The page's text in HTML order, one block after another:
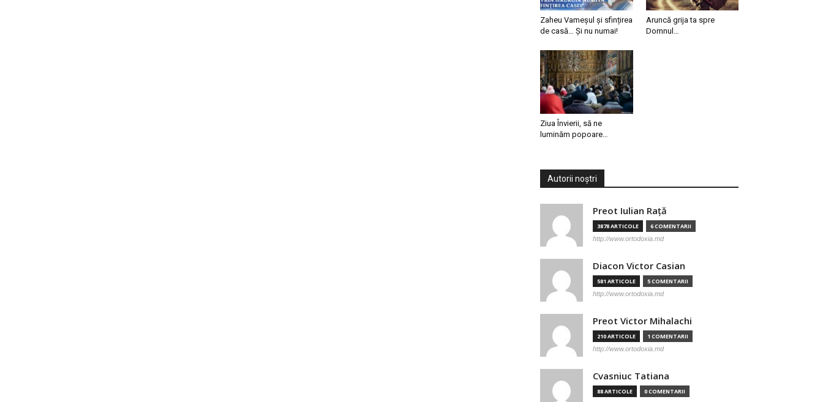
Zaheu Vameșul și sfințirea
de casă… Și nu numai!
Aruncă grija ta spre
Domnul…
Ziua Învierii, să ne
luminăm popoare…
Autorii noștri
Preot Iulian Raţă
3878 ARTICOLE 6 COMENTARII
http://www.ortodoxia.md
Diacon Victor Casian
581 ARTICOLE 5 COMENTARII
http://www.ortodoxia.md
Preot Victor Mihalachi
210 ARTICOLE 1 COMENTARII
http://www.ortodoxia.md
Cvasniuc Tatiana
88 ARTICOLE 0 COMENTARII